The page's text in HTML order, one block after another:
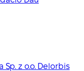
z o.o. Delorbis